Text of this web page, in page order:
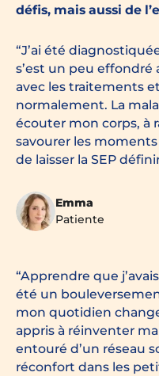
défis, mais aussi de
J’ai été
s’est un peu
avec les traitements
normalement. La
écouter mon corps, à
savourer les
de laisser la SEP
Emma
Patiente
Apprendre que
été un
mon quotidien
appris à réinventer
entouré d’un réseau
réconfort dans les